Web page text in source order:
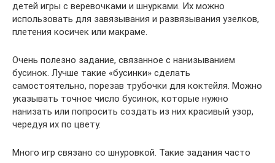
детей игры с веревочками и шнурками. Их можно
использовать для завязывания и развязывания узелков,
плетения косичек или макраме.
Очень полезно задание, связанное с нанизыванием
бусинок. Лучше такие «бусинки» сделать
самостоятельно, порезав трубочки для коктейля. Можно
указывать точное число бусинок, которые нужно
нанизать или попросить создать из них красивый узор,
чередуя их по цвету.
Много игр связано со шнуровкой. Такие задания часто